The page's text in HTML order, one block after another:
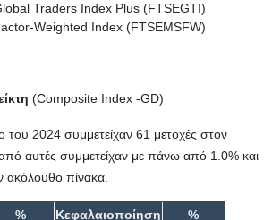
Traders Index Plus (FTSEGTI)
Weighted Index (FTSEMSFW)
(Composite Index -GD)
του 2024 συμμετείχαν 61 μετοχές στον
από αυτές συμμετείχαν με πάνω από 1.0% και
ακόλουθο πίνακα.
%
Κεφαλαιοποίηση
%